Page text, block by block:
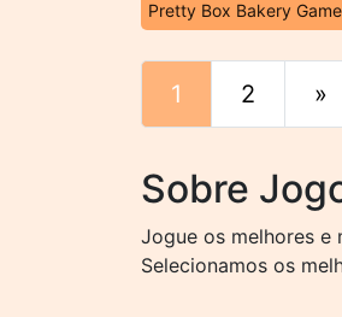
Pretty Box Bakery Game
1 2 »
Sobre
Jogue os melhores e
Selecionamos os